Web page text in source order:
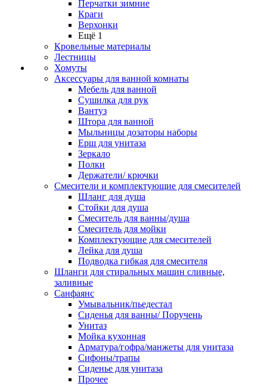
Перчатки зимние
Краги
Верхонки
Ещё 1
Кровельные материалы
Лестницы
Хомуты
Аксессуары для ванной комнаты
Мебель для ванной
Сушилка для рук
Вантуз
Штора для ванной
Мыльницы дозаторы наборы
Ерш для унитаза
Зеркало
Полки
Держатели/ крючки
Смесители и комплектующие для смесителей
Шланг для душа
Стойки для душа
Смеситель для ванны/душа
Смеситель для мойки
Комплектующие для смесителей
Лейка для душа
Подводка гибкая для смесителя
Шланги для стиральных машин сливные,
заливные
Санфаянс
Умывальник/пьедестал
Сиденья для ванны/ Поручень
Унитаз
Мойка кухонная
Арматура/гофра/манжеты для унитаза
Сифоны/трапы
Сиденье для унитаза
Прочее